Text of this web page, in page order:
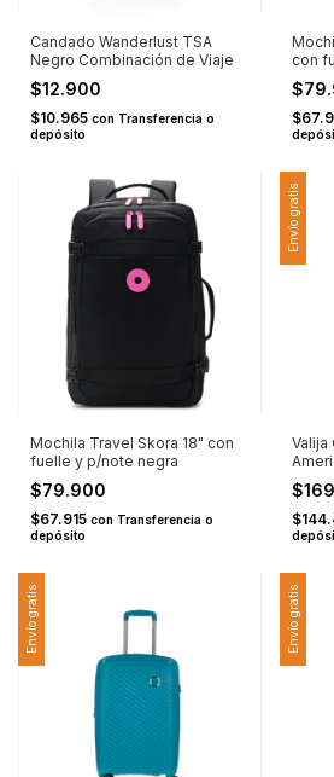
Candado Wanderlust TSA
Negro Combinación de Viaje
$12.900
$10.965 con Transferencia o
depósito
con
Mochila Travel Skora 18" con
fuelle y p/note negra
$79.900
$67.915 con Transferencia o
depósito
Envío gratis
Valija
20"
Envío gratis Envío gratis